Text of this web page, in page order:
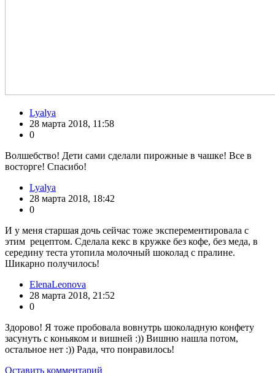
Lyalya
28 марта 2018, 11:58
0
Волшебство! Дети сами сделали пирожные в чашке! Все в
восторге! Спасибо!
Lyalya
28 марта 2018, 18:42
0
И у меня старшая дочь сейчас тоже эксперементировала с
этим рецептом. Сделала кекс в кружке без кофе, без меда, в
середину теста утопила молочный шоколад с пралине.
Шикарно получилось!
ElenaLeonova
28 марта 2018, 21:52
0
Здорово! Я тоже пробовала вовнутрь шоколадную конфету
засунуть с коньяком и вишней :)) Вишню нашла потом,
остальное нет :)) Рада, что понравилось!
Оставить комментарий